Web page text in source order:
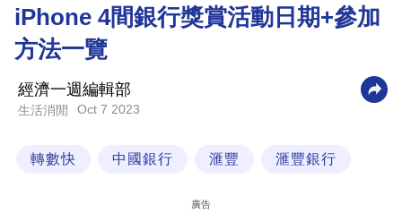
商
科
技
場
iPhone 4間銀行獎賞活動日期+參加
方法一覽
經濟一週編輯部
生活消閒 Oct 7 2023
轉數快 中國銀行 滙豐 滙豐銀行
廣告